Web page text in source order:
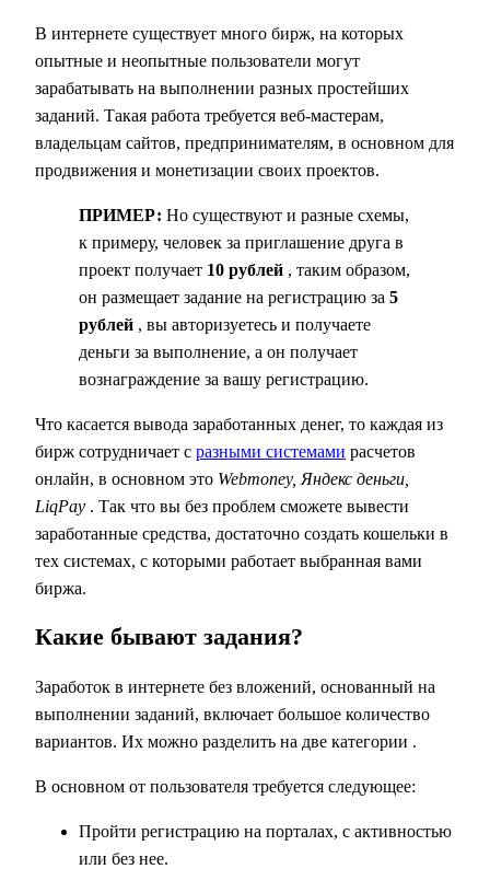
В интернете существует много бирж, на которых
опытные и неопытные пользователи могут
зарабатывать на выполнении разных простейших
заданий. Такая работа требуется веб-мастерам,
владельцам сайтов, предпринимателям, в основном для
продвижения и монетизации своих проектов.
ПРИМЕР: Но существуют и разные схемы,
к примеру, человек за приглашение друга в
проект получает 10 рублей , таким образом,
он размещает задание на регистрацию за 5
рублей , вы авторизуетесь и получаете
деньги за выполнение, а он получает
вознаграждение за вашу регистрацию.
Что касается вывода заработанных денег, то каждая из
бирж сотрудничает с разными системами расчетов
онлайн, в основном это Webmoney, Яндекс деньги,
LiqPay . Так что вы без проблем сможете вывести
заработанные средства, достаточно создать кошельки в
тех системах, с которыми работает выбранная вами
биржа.
Какие бывают задания?
Заработок в интернете без вложений, основанный на
выполнении заданий, включает большое количество
вариантов. Их можно разделить на две категории .
В основном от пользователя требуется следующее:
Пройти регистрацию на порталах, с активностью
или без нее.